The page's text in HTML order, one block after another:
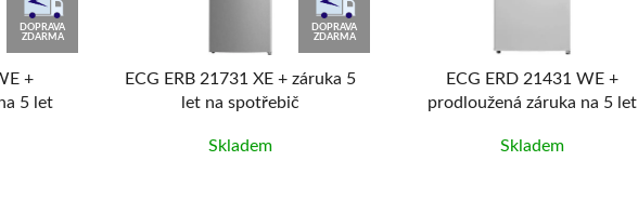
DOPRAVA
ZDARMA
+
5 let
DOPRAVA
ZDARMA
ECG ERB 21731 XE + záruka 5
let na spotřebič
Skladem
ECG ERD 21431 WE +
prodloužená záruka na 5 let
Skladem